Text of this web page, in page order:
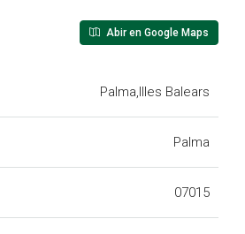
Abir en Google Maps
Palma,Illes Balears
Palma
07015